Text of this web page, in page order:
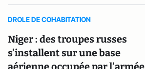
DROLE DE COHABITATION
Niger : des troupes russes
s’installent sur une base
aérienne occupée par l’armée